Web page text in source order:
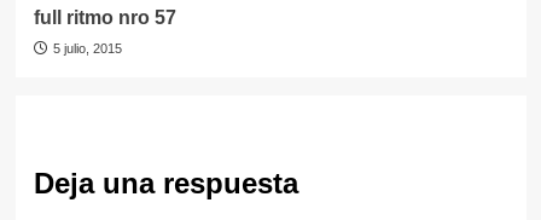
full ritmo nro 57
5 julio, 2015
Deja una respuesta